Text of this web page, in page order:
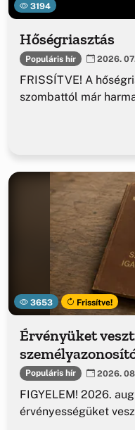
3194
Hőségriasztás
Populáris hír 2026.
FRISSÍTVE! A
szombattól már
3653 Frissítve!
Érvényüket
Populáris hír 2026.
FIGYELEM! 2026.
érvényességüket